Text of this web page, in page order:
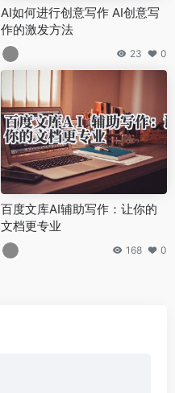
AI如何进行创意写作 AI创意写
作的激发方法
23 0
百度文库AI辅助写作：让你的
文档更专业
168 0